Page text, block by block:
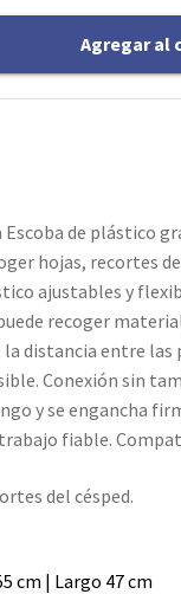
Agregar al
de plástico
hojas, recortes
ajustables y
recoger
distancia entre las
Conexión sin
y se engancha
fiable.
del césped.
cm | Largo 47 cm